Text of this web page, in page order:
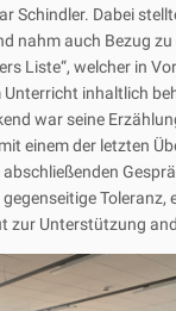
Schindler. Dabei
nahm auch Bezug
Liste“, welcher in
Unterricht inhaltlich
war seine
einem der letzten
abschließenden
Toleranz,
zur Unterstützung